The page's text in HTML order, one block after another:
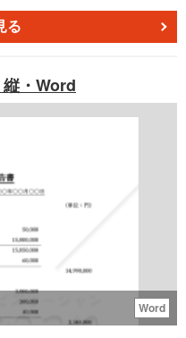
す。 このExcel
っており、12カ月分の取
お役立てください。
る
・Word
Word